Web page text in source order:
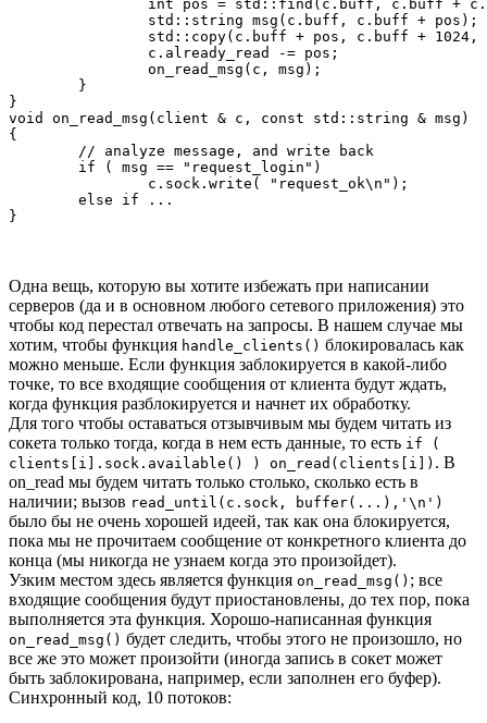
}
void on_read_msg(client & c, const std::string & msg)
{
Одна вещь, которую вы хотите избежать при написании
серверов (да и в основном любого сетевого приложения) это
чтобы код перестал отвечать на запросы. В нашем случае мы
хотим, чтобы функция handle_clients() блокировалась как
можно меньше. Если функция заблокируется в какой-либо
точке, то все входящие сообщения от клиента будут ждать,
когда функция разблокируется и начнет их обработку.
Для того чтобы оставаться отзывчивым мы будем читать из
сокета только тогда, когда в нем есть данные, то есть if (
clients[i].sock.available() ) on_read(clients[i]) . В
on_read мы будем читать только столько, сколько есть в
наличии; вызов read_until(c.sock, buffer(...),'\n')
было бы не очень хорошей идеей, так как она блокируется,
пока мы не прочитаем сообщение от конкретного клиента до
конца (мы никогда не узнаем когда это произойдет).
Узким местом здесь является функция on_read_msg() ; все
входящие сообщения будут приостановлены, до тех пор, пока
выполняется эта функция. Хорошо-написанная функция
on_read_msg() будет следить, чтобы этого не произошло, но
все же это может произойти (иногда запись в сокет может
быть заблокирована, например, если заполнен его буфер).
Синхронный код, 10 потоков: